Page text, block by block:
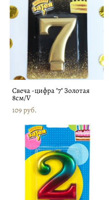
Свеча -цифра "7" Золотая
8см/V
109 pуб.